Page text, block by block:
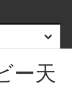
ー天